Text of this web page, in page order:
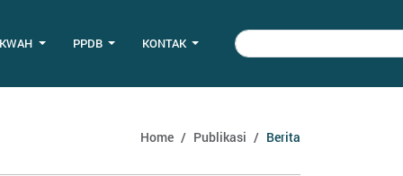
PPDB KONTAK
Home Publikasi Berita